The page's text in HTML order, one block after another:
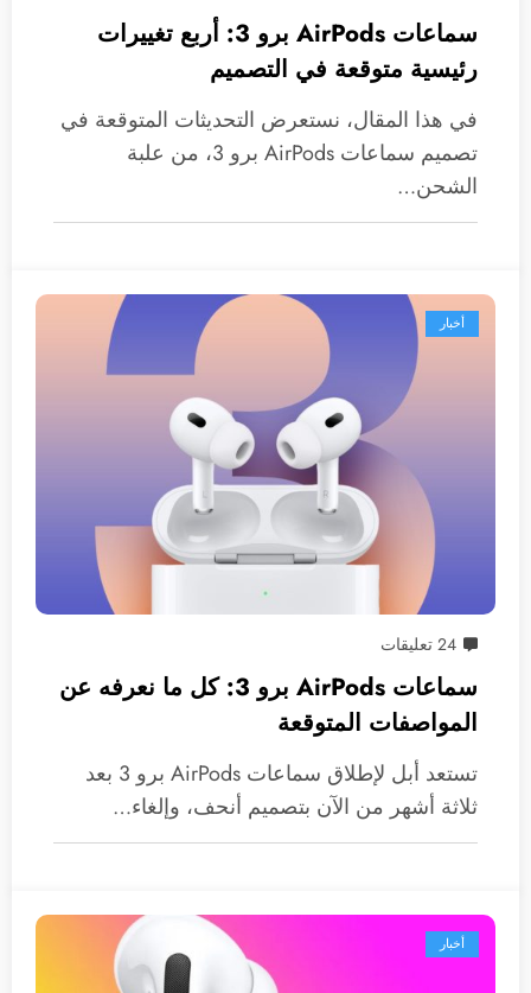
سماعات AirPods برو 3: أربع تغييرات
رئيسية متوقعة في التصميم
في هذا المقال، نستعرض التحديثات المتوقعة في
تصميم سماعات AirPods برو 3، من علبة
الشحن…
أخبار
24 تعليقات
سماعات AirPods برو 3: كل ما نعرفه عن
المواصفات المتوقعة
تستعد أبل لإطلاق سماعات AirPods برو 3 بعد
ثلاثة أشهر من الآن بتصميم أنحف، وإلغاء…
أخبار